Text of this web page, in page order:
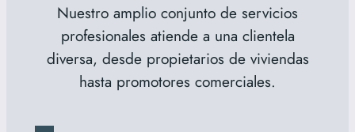
Nuestro amplio conjunto de servicios
profesionales atiende a una clientela
diversa, desde propietarios de viviendas
hasta promotores comerciales.